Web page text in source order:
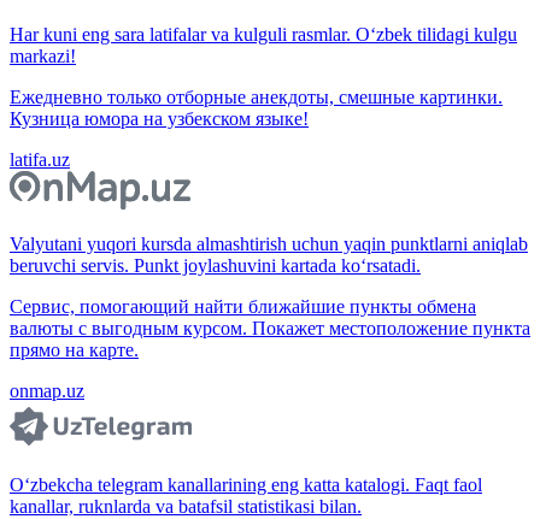
Har kuni eng sara latifalar va kulguli rasmlar. O‘zbek tilidagi kulgu
markazi!
Ежедневно только отборные анекдоты, смешные картинки.
Кузница юмора на узбекском языке!
latifa.uz
Valyutani yuqori kursda almashtirish uchun yaqin punktlarni aniqlab
beruvchi servis. Punkt joylashuvini kartada ko‘rsatadi.
Сервис, помогающий найти ближайшие пункты обмена
валюты с выгодным курсом. Покажет местоположение пункта
прямо на карте.
onmap.uz
O‘zbekcha telegram kanallarining eng katta katalogi. Faqt faol
kanallar, ruknlarda va batafsil statistikasi bilan.